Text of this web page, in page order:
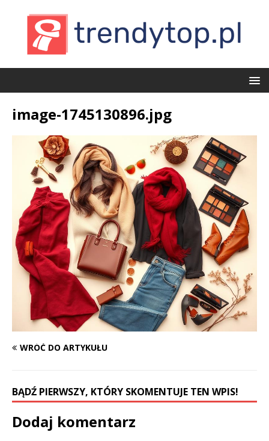
image-1745130896.jpg
WRÓĆ DO ARTYKUŁU
BĄDŹ PIERWSZY, KTÓRY SKOMENTUJE TEN WPIS!
Dodaj komentarz